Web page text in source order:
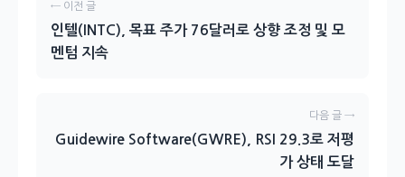
← 이전 글
인텔(INTC), 목표 주가 76달러로 상향 조정 및 모
멘텀 지속
다음 글 →
Guidewire Software(GWRE), RSI 29.3로 저평
가 상태 도달